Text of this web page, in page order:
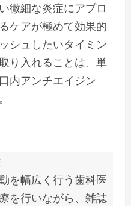
微細な炎症にアプロ
ケアが極めて効果的
シュしたいタイミン
り入れることは、単
内アンチエイジン
を幅広く行う歯科医
を行いながら、雑誌